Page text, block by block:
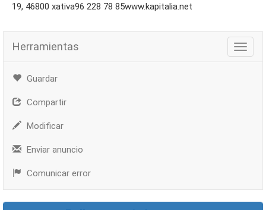
19, 46800 xativa96 228 78 85www.kapitalia.net
Herramientas
Guardar
Compartir
Modificar
Enviar anuncio
Comunicar error